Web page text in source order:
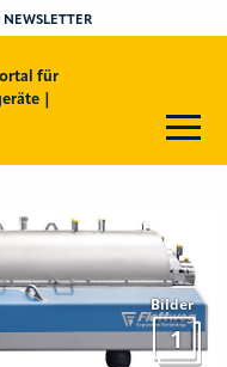
NEWSLETTER
für
|
Bilder
1